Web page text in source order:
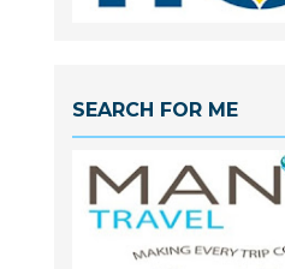
SEARCH FOR ME